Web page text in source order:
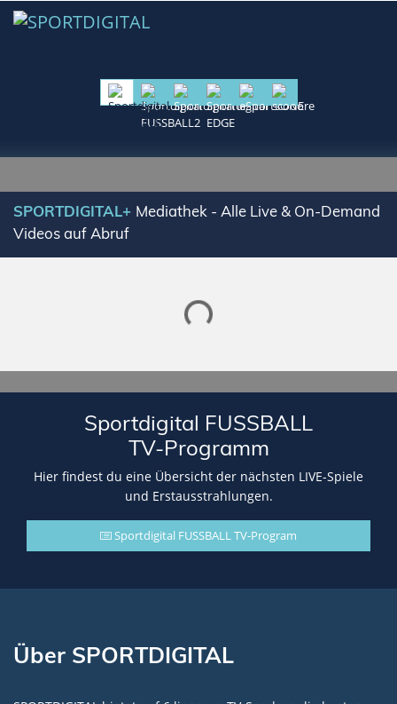
SPORTDIGITAL+ Mediathek - Alle Live & On-Demand
Videos auf Abruf
Lade SPORTDIGITAL+ Mediathek
Sportdigital FUSSBALL
TV-Programm
Hier findest du eine Übersicht der nächsten LIVE-Spiele
und Erstausstrahlungen.
Sportdigital FUSSBALL TV-Program
Über SPORTDIGITAL